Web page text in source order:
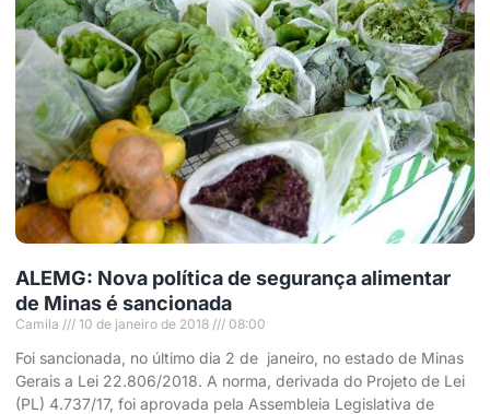
ALEMG: Nova política de segurança alimentar
de Minas é sancionada
Camila 10 de janeiro de 2018 08:00
Foi sancionada, no último dia 2 de janeiro, no estado de Minas
Gerais a Lei 22.806/2018. A norma, derivada do Projeto de Lei
(PL) 4.737/17, foi aprovada pela Assembleia Legislativa de